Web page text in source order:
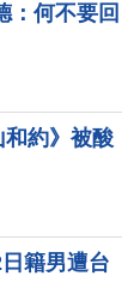
：何不要回
和約》被酸
籍男遭台